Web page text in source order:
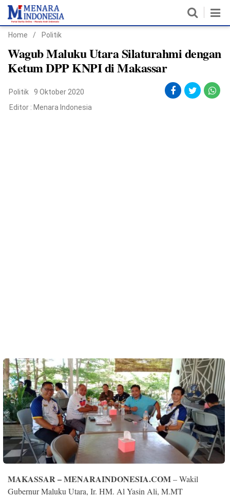
Home
Nasional
Politik
©
Copyright
2026
Menara
Indonesia
All
Right
Reserve
Home / Politik
Wagub Maluku Utara Silaturahmi dengan
Ketum DPP KNPI di Makassar
Politik
9 Oktober 2020
Editor : Menara Indonesia
MAKASSAR – MENARAINDONESIA.COM– Wakil
Gubernur Maluku Utara, Ir. HM. Al Yasin Ali, M.MT